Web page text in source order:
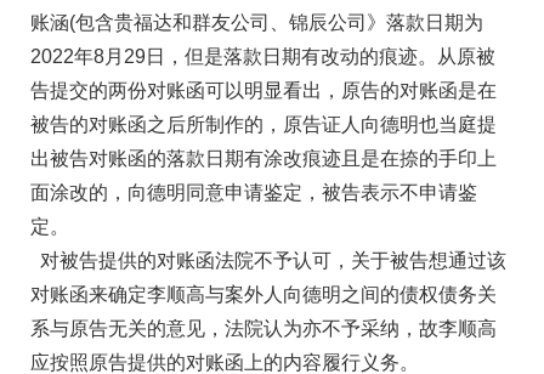
账涵(包含贵福达和群友公司、锦辰公司》落款日期为
2022年8月29日，但是落款日期有改动的痕迹。从原被
告提交的两份对账函可以明显看出，原告的对账函是在
被告的对账函之后所制作的，原告证人向德明也当庭提
出被告对账函的落款日期有涂改痕迹且是在捺的手印上
面涂改的，向德明同意申请鉴定，被告表示不申请鉴
定。
对被告提供的对账函法院不予认可，关于被告想通过该
对账函来确定李顺高与案外人向德明之间的债权债务关
系与原告无关的意见，法院认为亦不予采纳，故李顺高
应按照原告提供的对账函上的内容履行义务。